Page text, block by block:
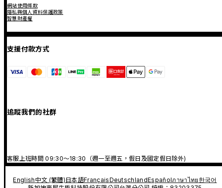
網站使用條款
隱私與個人資料保護政策
智慧財產權
支援付款方式
追蹤我們的社群
客服上班時間 09:30～18:30（週一至週五，假日及國定假日除外)
English中文 (繁體)日本語FrançaisDeutschlandEspañolภาษาไทย 한국어